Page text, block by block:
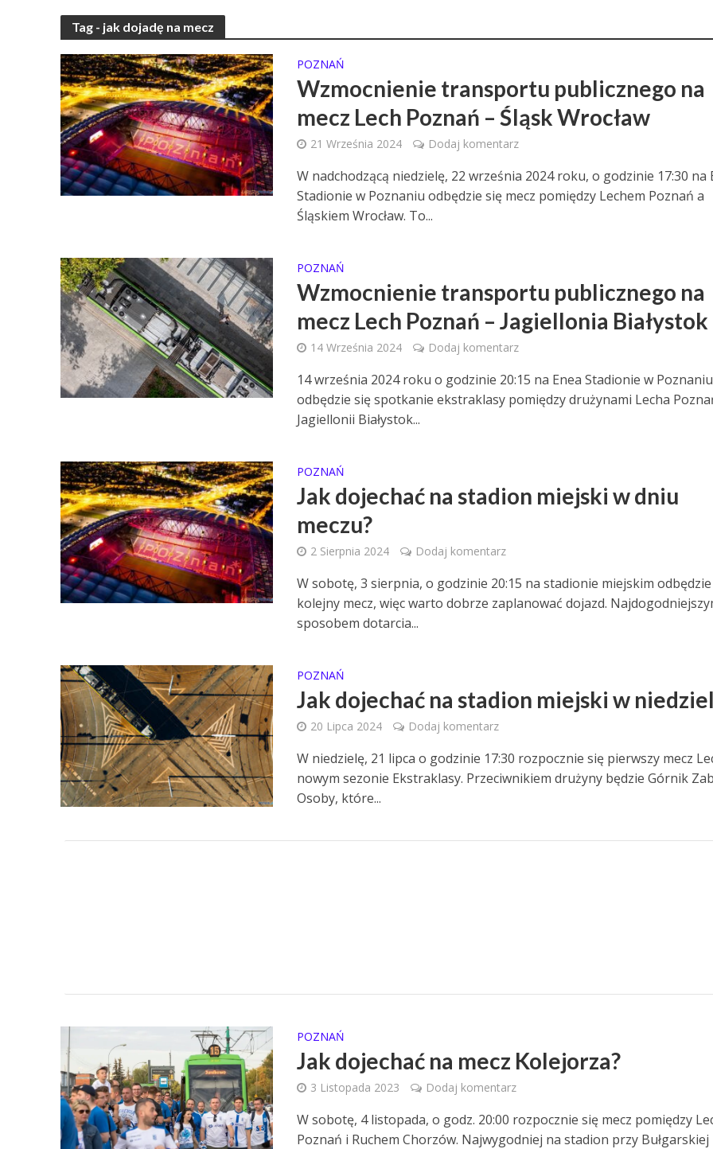
Tag - jak dojadę na mecz
POZNAŃ
Wzmocnienie transportu publicznego na
mecz Lech Poznań – Śląsk Wrocław
21 Września 2024 Dodaj komentarz
W nadchodzącą niedzielę, 22 września 2024 roku, o godzinie 17:30 na
Stadionie w Poznaniu odbędzie się mecz pomiędzy Lechem Poznań a
Śląskiem Wrocław. To...
POZNAŃ
Wzmocnienie transportu publicznego na
mecz Lech Poznań – Jagiellonia Białystok
14 Września 2024 Dodaj komentarz
14 września 2024 roku o godzinie 20:15 na Enea Stadionie w Poznaniu
odbędzie się spotkanie ekstraklasy pomiędzy drużynami Lecha
Jagiellonii Białystok...
POZNAŃ
Jak dojechać na stadion miejski w dniu
meczu?
2 Sierpnia 2024 Dodaj komentarz
W sobotę, 3 sierpnia, o godzinie 20:15 na stadionie miejskim
kolejny mecz, więc warto dobrze zaplanować dojazd.
sposobem dotarcia...
POZNAŃ
Jak dojechać na stadion miejski w
20 Lipca 2024 Dodaj komentarz
W niedzielę, 21 lipca o godzinie 17:30 rozpocznie się pierwszy mecz
nowym sezonie Ekstraklasy. Przeciwnikiem drużyny będzie Górnik
Osoby, które...
POZNAŃ
Jak dojechać na mecz Kolejorza?
3 Listopada 2023 Dodaj komentarz
W sobotę, 4 listopada, o godz. 20:00 rozpocznie się mecz pomiędzy
Poznań i Ruchem Chorzów. Najwygodniej na stadion przy Bułgarskiej